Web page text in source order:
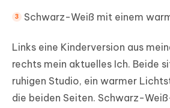
Schwarz-Weiß mit einem
Links eine Kinderversion aus
rechts mein aktuelles Ich. Beide
ruhigen Studio, ein warmer
die beiden Seiten. Schwarz-